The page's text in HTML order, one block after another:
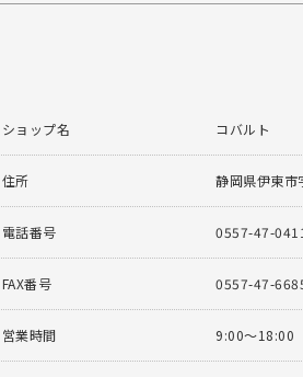
ショップ名 コバルト
住所 静岡県伊東
電話番号 0557-47-
FAX番号 0557-47-
営業時間 9:00〜18:00